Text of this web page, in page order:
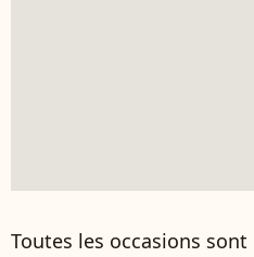
Toutes les occasions